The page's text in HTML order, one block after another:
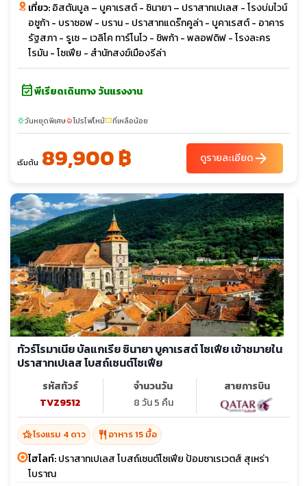
เที่ยว:อิสตันบูล – บูคาเรสต์ - ซินายา – ปราสาทเปเลส - โรงบ่มไวน์
อซูก้า - บราซอฟ - บราน - ปราสาทแดร๊กคูล่า - บูคาเรสต์ - อาคาร
รัฐสภา - รูเซ – เวลิโค ทาร์โนโว - ชิพก้า - พลอฟดิฟ - โรงละคร
โรมัน - โซเฟีย - สำนักสงฆ์เมืองรีล่า
event_availableพีเรียดเดินทาง วันแรงงาน
sunnyวันหยุดพิเศษlocal_fire_departmentโปรไฟไหม้confirmation_numberที่เหลือน้อย
เริ่มต้น 89,900 ฿ ดูรายละเอียดarrow_forward
ทัวร์โรมาเนีย บัลแกเรีย ซินายา บูคาเรสต์ โซเฟีย เข้าชมายใน
ปราสาทเปเลส โบสถ์เซนต์โซเฟีย
รหัสทัวร์
TVZ9512
จำนวนวัน
8 วัน 5 คืน
สายการบิน
hotel_classโรงแรม 4 ดาว restaurant อาหาร 15 มื้อ
ไฮไลท์:ปราสาทเปเลส โบสถ์เซนต์โซเฟีย ป้อมซาเรเวตส์ สุเหร่า
โบราณ